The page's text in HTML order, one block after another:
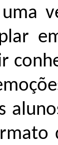
uma